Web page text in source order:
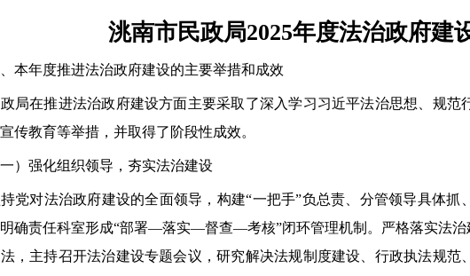
洮南市民政局2025年度法治政府建
年度推进法治政府建设的主要举措和成效
在推进法治政府建设方面主要采取了深入学习习近平法治思想、规范
传教育等举措，并取得了阶段性成效。
强化组织领导，夯实法治建设
对法治政府建设的全面领导，构建“一把手”负总责、分管领导具体抓
确责任科室形成“部署—落实—督查—考核”闭环管理机制。严格落实法治
，主持召开法治建设专题会议，研究解决法规制度建设、行政执法规范